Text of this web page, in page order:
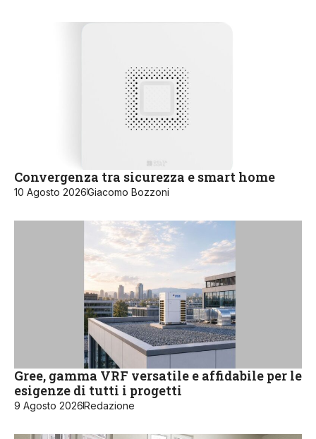
Convergenza tra sicurezza e smart home
10 Agosto 2026Giacomo Bozzoni
Gree, gamma VRF versatile e affidabile per le
esigenze di tutti i progetti
9 Agosto 2026Redazione